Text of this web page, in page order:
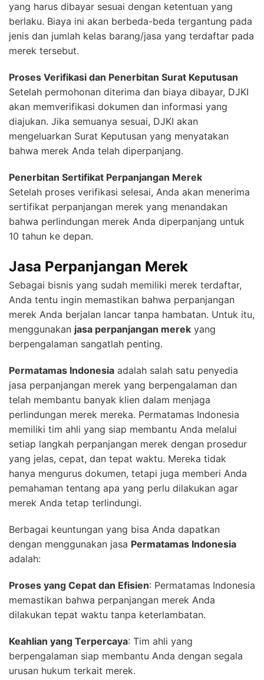
yang harus dibayar sesuai dengan ketentuan yang
berlaku. Biaya ini akan berbeda-beda tergantung pada
jenis dan jumlah kelas barang/jasa yang terdaftar pada
merek tersebut.
Proses Verifikasi dan Penerbitan Surat Keputusan
Setelah permohonan diterima dan biaya dibayar, DJKI
akan memverifikasi dokumen dan informasi yang
diajukan. Jika semuanya sesuai, DJKI akan
mengeluarkan Surat Keputusan yang menyatakan
bahwa merek Anda telah diperpanjang.
Penerbitan Sertifikat Perpanjangan Merek
Setelah proses verifikasi selesai, Anda akan menerima
sertifikat perpanjangan merek yang menandakan
bahwa perlindungan merek Anda diperpanjang untuk
10 tahun ke depan.
Jasa Perpanjangan Merek
Sebagai bisnis yang sudah memiliki merek terdaftar,
Anda tentu ingin memastikan bahwa perpanjangan
merek Anda berjalan lancar tanpa hambatan. Untuk itu,
menggunakan jasa perpanjangan merek yang
berpengalaman sangatlah penting.
Permatamas Indonesia adalah salah satu penyedia
jasa perpanjangan merek yang berpengalaman dan
telah membantu banyak klien dalam menjaga
perlindungan merek mereka. Permatamas Indonesia
memiliki tim ahli yang siap membantu Anda melalui
setiap langkah perpanjangan merek dengan prosedur
yang jelas, cepat, dan tepat waktu. Mereka tidak
hanya mengurus dokumen, tetapi juga memberi Anda
pemahaman tentang apa yang perlu dilakukan agar
merek Anda tetap terlindungi.
Berbagai keuntungan yang bisa Anda dapatkan
dengan menggunakan jasa Permatamas Indonesia
adalah:
Proses yang Cepat dan Efisien: Permatamas Indonesia
memastikan bahwa perpanjangan merek Anda
dilakukan tepat waktu tanpa keterlambatan.
Keahlian yang Terpercaya: Tim ahli yang
berpengalaman siap membantu Anda dengan segala
urusan hukum terkait merek.